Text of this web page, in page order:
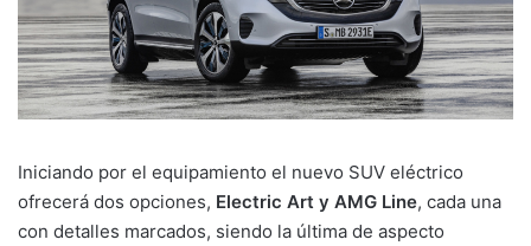
Iniciando por el equipamiento el nuevo SUV eléctrico
ofrecerá dos opciones, Electric Art y AMG Line, cada una
con detalles marcados, siendo la última de aspecto